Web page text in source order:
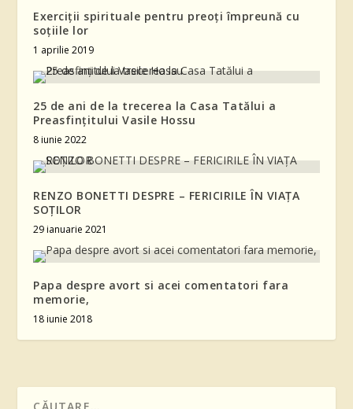
Exerciții spirituale pentru preoți împreună cu
soțiile lor
1 aprilie 2019
25 de ani de la trecerea la Casa Tatălui a
Preasfințitului Vasile Hossu
8 iunie 2022
RENZO BONETTI DESPRE – FERICIRILE ÎN VIAŢA
SOŢILOR
29 ianuarie 2021
Papa despre avort si acei comentatori fara
memorie,
18 iunie 2018